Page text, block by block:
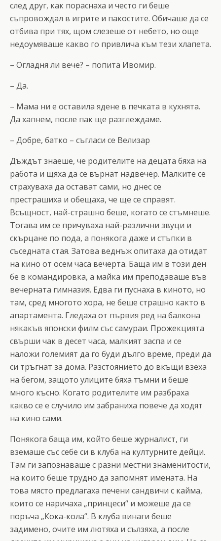
след друг, как пораснаха и често ги беше
съпровождал в игрите и пакостите. Обичаше да се
отбива при тях, щом слезеше от небето, но още
недоумяваше какво го привлича към тези хлапета.
– Огладня ли вече? – попита Ивомир.
– Да.
– Мама ни е оставила ядене в печката в кухнята.
Да хапнем, после пак ще разглеждаме.
– Добре, батко – съгласи се Велизар
Дъждът знаеше, че родителите на децата бяха на
работа и щяха да се върнат надвечер. Малките се
страхуваха да остават сами, но днес се
престрашиха и обещаха, че ще се справят.
Всъщност, най-страшно беше, когато се стъмнеше.
Тогава им се причуваха най-различни звуци и
скърцане по пода, а понякога даже и стъпки в
съседната стая. Затова веднъж опитаха да отидат
на кино от осем часа вечерта. Баща им в този ден
бе в командировка, а майка им преподаваше във
вечерната гимназия. Едва ги пуснаха в киното, но
там, сред многото хора, не беше страшно както в
апартамента. Гледаха от първия ред на балкона
някакъв японски филм със самураи. Прожекцията
свърши чак в десет часа, малкият заспа и се
наложи големият да го буди дълго време, преди да
си тръгнат за дома. Разстоянието до вкъщи взеха
на бегом, защото улиците бяха тъмни и беше
много късно. Когато родителите им разбраха
какво се е случило им забраниха повече да ходят
на кино сами.
Понякога баща им, който беше журналист, ги
вземаше със себе си в клуба на културните дейци.
Там ги запознаваше с разни местни знаменитости,
на които беше трудно да запомнят имената. На
това място предлагаха печени сандвичи с кайма,
които се наричаха „принцеси“ и можеше да се
поръча „Кока-кола“. В клуба винаги беше
задимено, очите им лютяха и сълзяха, a после